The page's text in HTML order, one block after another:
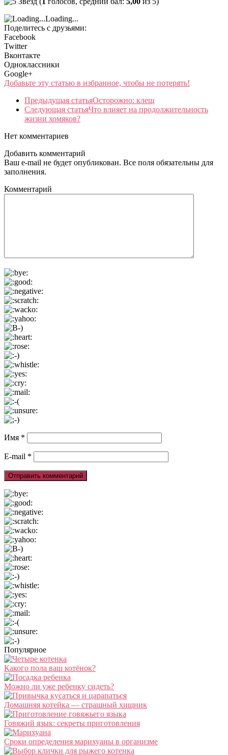
Loading...
Поделитесь с друзьями:
Facebook
Twitter
Вконтакте
Одноклассники
Google+
Добавьте эту статью в избранное, чтобы не потерять!
Предыдущая статьяОсторожно: клещ
Следующая статьяЧто влияет на продолжительность
жизни хомяков?
Нет комментариев
Добавить комментарий
Ваш e-mail не будет опубликован. Все поля обязательны для
заполнения.
Комментарий
Имя *
E-mail *
Популярное
Какого пола ваш котёнок?
Можно ли уже ребенку сидеть?
Домашняя котейка — страшный хищник
Говяжий язык: секреты приготовления
Сроки определения марихуаны в организме